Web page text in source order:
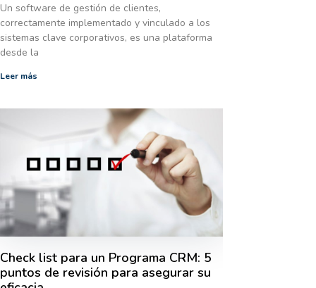
Un software de gestión de clientes,
correctamente implementado y vinculado a los
sistemas clave corporativos, es una plataforma
desde la
Leer más
Check list para un Programa CRM: 5
puntos de revisión para asegurar su